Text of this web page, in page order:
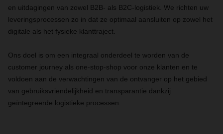
en uitdagingen van zowel B2B- als B2C-logistiek. We richten uw
leveringsprocessen zo in dat ze optimaal aansluiten op zowel het
digitale als het fysieke klanttraject.
Ons doel is om een integraal onderdeel te worden van de
customer journey als one-stop-shop voor onze klanten en te
voldoen aan de verwachtingen van de ontvanger op het gebied
van gebruiksvriendelijkheid en transparantie dankzij
geïntegreerde logistieke processen.